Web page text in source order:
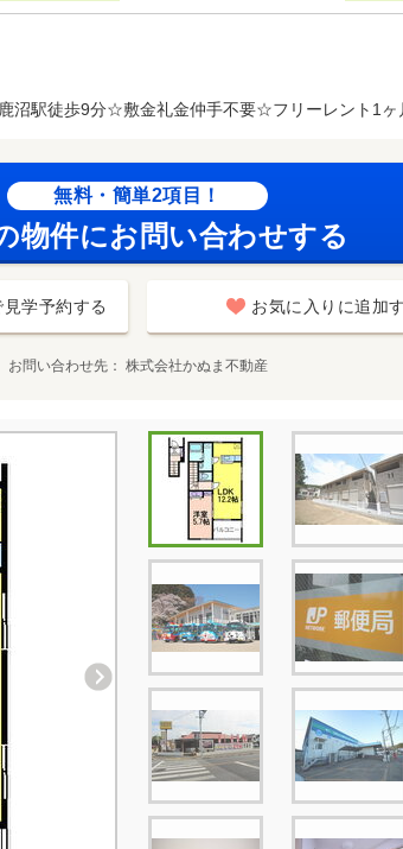
沼駅徒歩9分☆敷金礼金仲手不要☆フリーレント1
無料・簡単2項目！
物件にお問い合わせする
学予約する お気に入りに追加
お問い合わせ先 株式会社かぬま不動産